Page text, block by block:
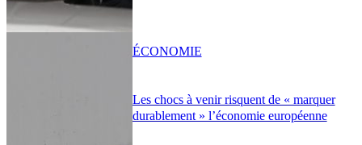
Les chocs à venir risquent de « marquer
durablement » l’économie européenne
ÉCONOMIE